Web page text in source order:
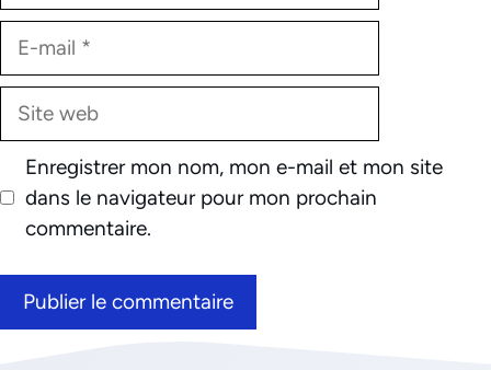
E-
Site
Enregistrer mon nom, mon e-mail et mon site
dans le navigateur pour mon prochain
commentaire.